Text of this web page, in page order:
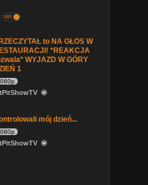
on
to NA GŁOS W
*REAKCJA
WYJAZD W GÓRY
1
mój dzień...